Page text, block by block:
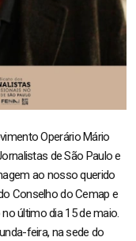
Operário Mário
de São Paulo e
ao nosso querido
Conselho do Cemap e
último dia 15 de maio.
feira, na sede do